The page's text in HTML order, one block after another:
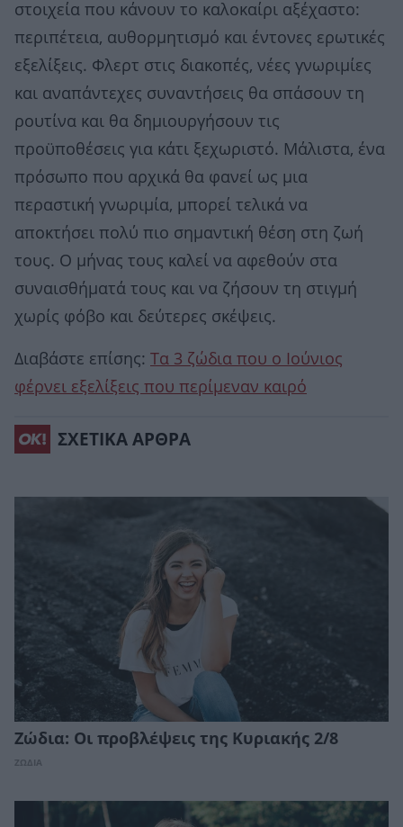
στοιχεία που κάνουν το καλοκαίρι αξέχαστο:
περιπέτεια, αυθορμητισμό και έντονες ερωτικές
εξελίξεις. Φλερτ στις διακοπές, νέες γνωριμίες
και αναπάντεχες συναντήσεις θα σπάσουν τη
ρουτίνα και θα δημιουργήσουν τις
προϋποθέσεις για κάτι ξεχωριστό. Μάλιστα, ένα
πρόσωπο που αρχικά θα φανεί ως μια
περαστική γνωριμία, μπορεί τελικά να
αποκτήσει πολύ πιο σημαντική θέση στη ζωή
τους. Ο μήνας τους καλεί να αφεθούν στα
συναισθήματά τους και να ζήσουν τη στιγμή
χωρίς φόβο και δεύτερες σκέψεις.
Διαβάστε επίσης: Τα 3 ζώδια που ο Ιούνιος
φέρνει εξελίξεις που περίμεναν καιρό
ΣΧΕΤΙΚΑ ΑΡΘΡΑ
Ζώδια: Οι προβλέψεις της Κυριακής 2/8
ΖΩΔΙΑ